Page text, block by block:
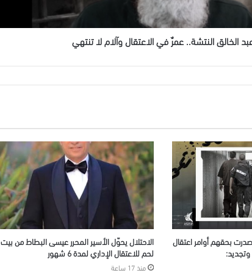
الخالق النتشة.. عمرٌ في الاعتقال وآلام لا تنتهي
(66) أسيرًا صدرت بحقهم أوامر اعتقال
وتجديد:
الاحتلال يحوّل الأسير المحرر عيسى البطاط من بيت
لحم للاعتقال الإداري لمدة 6 شهور
منذ 17 ساعة